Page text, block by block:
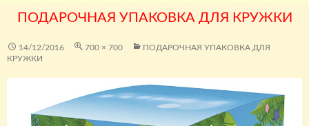
ПОДАРОЧНАЯ УПАКОВКА ДЛЯ КРУЖКИ
14/12/2016 700 × 700
ПОДАРОЧНАЯ УПАКОВКА ДЛЯ
КРУЖКИ